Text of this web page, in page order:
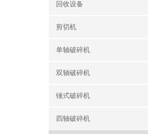
回收设备
剪切机
单轴破碎机
双轴破碎机
锤式破碎机
四轴破碎机